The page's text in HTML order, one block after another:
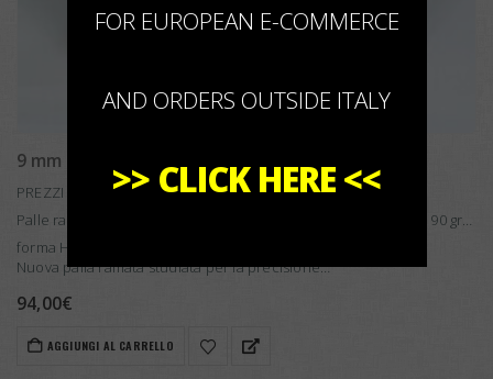
9 mm HPHB TC 90 grani Palle Ramate ST Bullets
PREZZI IN BASE ALLA QUANTITÀ SELEZIONATA
Palle ramate ad alto spessore per ricarica calibro 9 mm peso 90 grs.
forma HPHB TC, disponibili con diametro .356
Nuova palla ramata studiata per la precisione…
94,00€
AGGIUNGI AL CARRELLO
FOR EUROPEAN E-COMMERCE
AND ORDERS OUTSIDE ITALY
>> CLICK HERE<<